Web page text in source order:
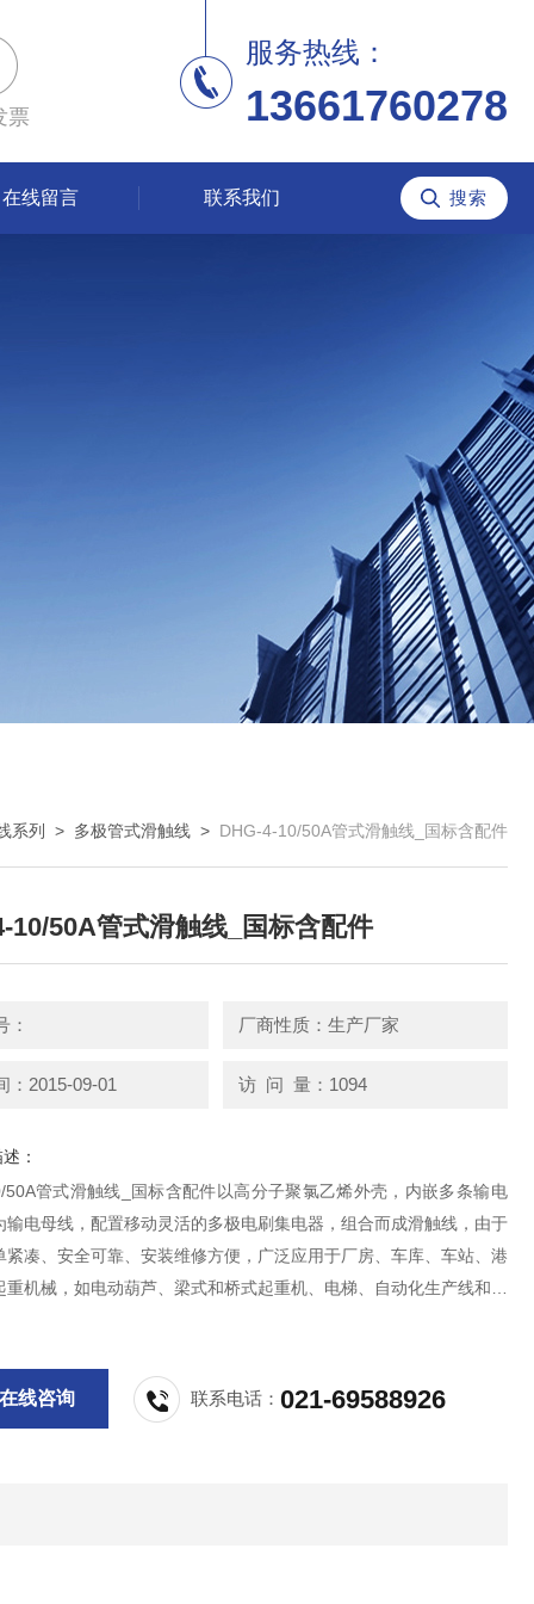
票
服务热线：
13661760278
在线留言 联系我们
系列 > 多极管式滑触线 > DHG-4-10/50A管式滑触线_国标含配件
10/50A管式滑触线_国标含配件
： 厂商性质：生产厂家
：2015-09-01 访 问 量：1094
：
50A管式滑触线_国标含配件以高分子聚氯乙烯外壳，内嵌多条输电
输电母线，配置移动灵活的多极电刷集电器，组合而成滑触线，由于
紧凑、安全可靠、安装维修方便，广泛应用于厂房、车库、车站、港
重机械，如电动葫芦、梁式和桥式起重机、电梯、自动化生产线和其
线咨询 联系电话：021-69588926